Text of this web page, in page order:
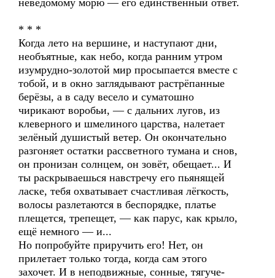
неведомому морю — его единственный ответ.
* * *
Когда лето на вершине, и наступают дни,
необъятные, как небо, когда ранним утром
изумрудно-золотой мир просыпается вместе с
тобой, и в окно заглядывают растрёпанные
берёзы, а в саду весело и суматошно
чирикают воробьи, — с дальних лугов, из
клеверного и шмелиного царства, налетает
зелёный душистый ветер. Он окончательно
разгоняет остатки рассветного тумана и снов,
он пронизан солнцем, он зовёт, обещает... И
ты раскрываешься навстречу его пьянящей
ласке, тебя охватывает счастливая лёгкость,
волосы разлетаются в беспорядке, платье
плещется, трепещет, — как парус, как крыло,
ещё немного — и...
Но попробуйте приручить его! Нет, он
прилетает только тогда, когда сам этого
захочет. И в неподвижные, сонные, тягуче-